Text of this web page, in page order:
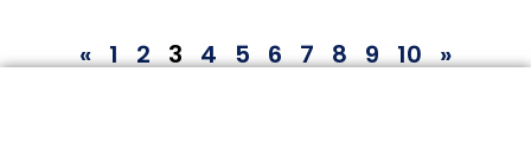
« 1 2 3 4 5 6 7 8 9 10 »